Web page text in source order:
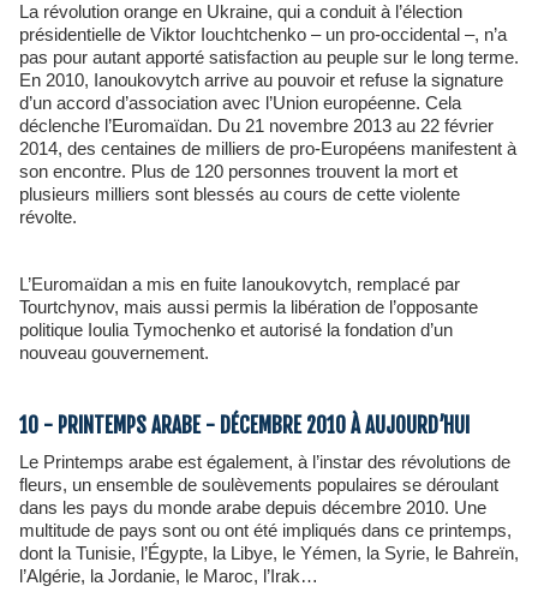
La révolution orange en Ukraine, qui a conduit à l’élection
présidentielle de Viktor Iouchtchenko – un pro-occidental –, n’a
pas pour autant apporté satisfaction au peuple sur le long terme.
En 2010, Ianoukovytch arrive au pouvoir et refuse la signature
d’un accord d’association avec l’Union européenne. Cela
déclenche l’Euromaïdan. Du 21 novembre 2013 au 22 février
2014, des centaines de milliers de pro-Européens manifestent à
son encontre. Plus de 120 personnes trouvent la mort et
plusieurs milliers sont blessés au cours de cette violente
révolte.
L’Euromaïdan a mis en fuite Ianoukovytch, remplacé par
Tourtchynov, mais aussi permis la libération de l’opposante
politique Ioulia Tymochenko et autorisé la fondation d’un
nouveau gouvernement.
10 - PRINTEMPS ARABE - DÉCEMBRE 2010 À AUJOURD’HUI
Le Printemps arabe est également, à l’instar des révolutions de
fleurs, un ensemble de soulèvements populaires se déroulant
dans les pays du monde arabe depuis décembre 2010. Une
multitude de pays sont ou ont été impliqués dans ce printemps,
dont la Tunisie, l’Égypte, la Libye, le Yémen, la Syrie, le Bahreïn,
l’Algérie, la Jordanie, le Maroc, l’Irak…